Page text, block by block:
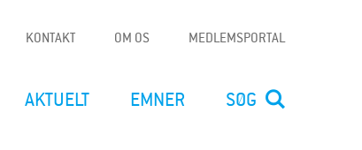
KONTAKT OM OS MEDLEMSPORTAL
AKTUELT EMNER SØG